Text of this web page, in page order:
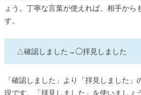
ょう。丁寧な言葉が使えれば、相手から
す。
△確認しました→◯拝見しました
「確認しました」より「拝見しました
現です。「拝見しました」を使いましょ